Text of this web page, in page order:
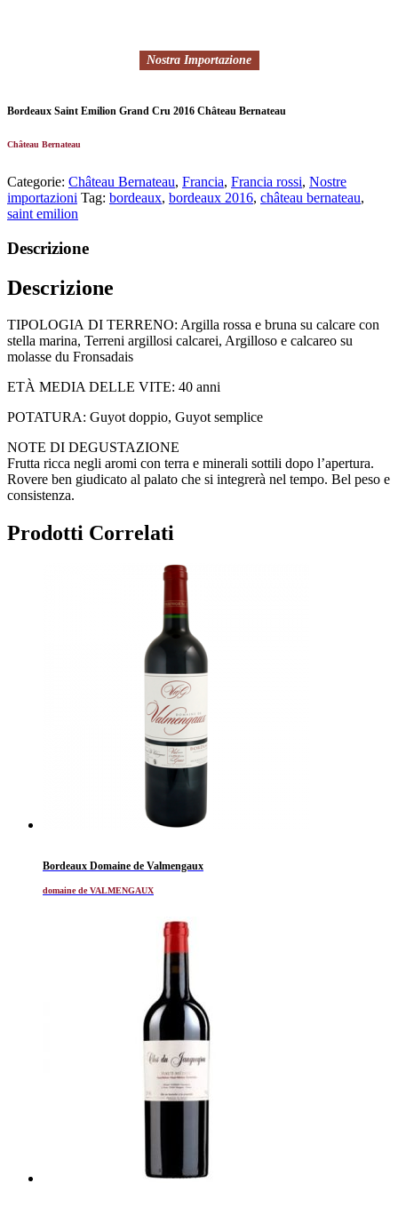
Nostra Importazione
Bordeaux Saint Emilion Grand Cru 2016 Château Bernateau
Château Bernateau
Categorie: Château Bernateau, Francia, Francia rossi, Nostre
importazioni Tag: bordeaux, bordeaux 2016, château bernateau,
saint emilion
Descrizione
Descrizione
TIPOLOGIA DI TERRENO: Argilla rossa e bruna su calcare con
stella marina, Terreni argillosi calcarei, Argilloso e calcareo su
molasse du Fronsadais
ETÀ MEDIA DELLE VITE: 40 anni
POTATURA: Guyot doppio, Guyot semplice
NOTE DI DEGUSTAZIONE
Frutta ricca negli aromi con terra e minerali sottili dopo l’apertura.
Rovere ben giudicato al palato che si integrerà nel tempo. Bel peso e
consistenza.
Prodotti Correlati
Bordeaux Domaine de Valmengaux
domaine de VALMENGAUX